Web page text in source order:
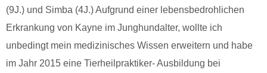
(9J.) und Simba (4J.) Aufgrund einer lebensbedrohlichen
Erkrankung von Kayne im Junghundalter, wollte ich
unbedingt mein medizinisches Wissen erweitern und habe
im Jahr 2015 eine Tierheilpraktiker- Ausbildung bei